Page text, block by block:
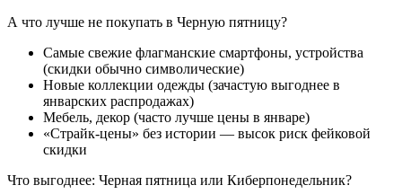
А что лучше не покупать в Черную пятницу?
Самые свежие флагманские смартфоны, устройства
(скидки обычно символические)
Новые коллекции одежды (зачастую выгоднее в
январских распродажах)
Мебель, декор (часто лучше цены в январе)
«Страйк‑цены» без истории — высок риск фейковой
скидки
Что выгоднее: Черная пятница или Киберпонедельник?